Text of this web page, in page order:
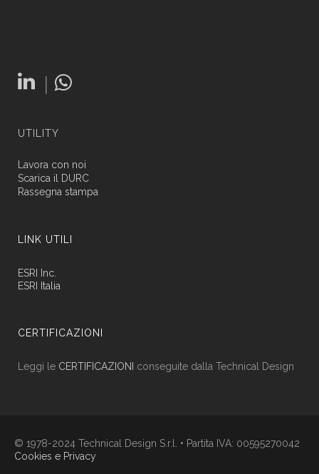
|
UTILITY
Lavora con noi
Scarica il DURC
Rassegna stampa
LINK UTILI
ESRI Inc.
ESRI Italia
CERTIFICAZIONI
Leggi le CERTIFICAZIONI conseguite dalla Technical Design
© 1978-2024 Technical Design S.r.l. • Partita IVA: 00595270042
Cookies e Privacy